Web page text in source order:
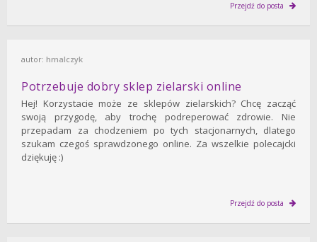
Przejdź do posta
autor: hmalczyk
Potrzebuje dobry sklep zielarski online
Hej! Korzystacie może ze sklepów zielarskich? Chcę zacząć
swoją przygodę, aby trochę podreperować zdrowie. Nie
przepadam za chodzeniem po tych stacjonarnych, dlatego
szukam czegoś sprawdzonego online. Za wszelkie polecajcki
dziękuję :)
Przejdź do posta